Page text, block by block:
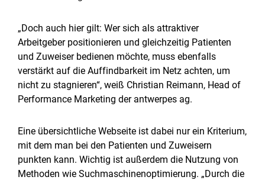
„Doch auch hier gilt: Wer sich als attraktiver
Arbeitgeber positionieren und gleichzeitig Patienten
und Zuweiser bedienen möchte, muss ebenfalls
verstärkt auf die Auffindbarkeit im Netz achten, um
nicht zu stagnieren“, weiß Christian Reimann, Head of
Performance Marketing der antwerpes ag.
Eine übersichtliche Webseite ist dabei nur ein Kriterium,
mit dem man bei den Patienten und Zuweisern
punkten kann. Wichtig ist außerdem die Nutzung von
Methoden wie Suchmaschinenoptimierung. „Durch die